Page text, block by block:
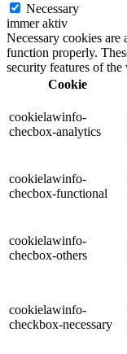
Necessary
immer aktiv
Necessary cookies are
function properly.
security features of
Cookie
cookielawinfo-
checbox-analytics
cookielawinfo-
checbox-functional
cookielawinfo-
checbox-others
cookielawinfo-
checkbox-necessary